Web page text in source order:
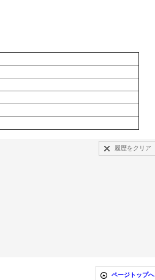
履歴をクリア
ページトップへ